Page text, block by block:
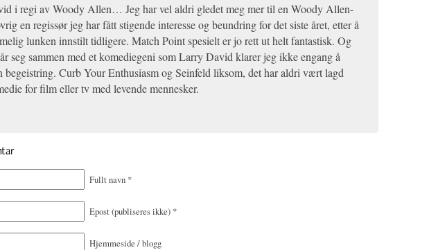
i regi av Woody Allen… Jeg har vel aldri gledet meg mer til en Woody Allen-
en regissør jeg har fått stigende interesse og beundring for det siste året, etter å
lunken innstilt tidligere. Match Point spesielt er jo rett ut helt fantastisk. Og
seg sammen med et komediegeni som Larry David klarer jeg ikke engang å
begeistring. Curb Your Enthusiasm og Seinfeld liksom, det har aldri vært lagd
for film eller tv med levende mennesker.
Fullt navn *
Epost(publiseres ikke) *
Hjemmeside / blogg